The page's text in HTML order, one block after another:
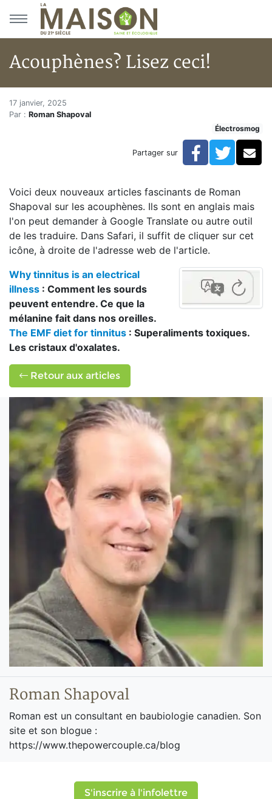
Aller au menu principal
Aller au contenu principal
Acouphènes? Lisez ceci!
Accueil
Articles
Acouphènes? Lisez ceci!
Acouphènes? Lisez ceci!
17 janvier, 2025
Par : Roman Shapoval
Électrosmog
Partager sur Facebook
Voici deux nouveaux articles fascinants de Roman
Shapoval sur les acouphènes. Ils sont en anglais mais
l'on peut demander à Google Translate ou autre outil
de les traduire. Dans Safari, il suffit de cliquer sur cet
icône, à droite de l'adresse web de l'article.
Why tinnitus is an electrical
illness : Comment les sourds
peuvent entendre. Ce que la
mélanine fait dans nos oreilles.
The EMF diet for tinnitus : Superaliments toxiques.
Les cristaux d'oxalates.
Retour aux articles
Roman Shapoval
Roman est un consultant en baubiologie canadien. Son
site et son blogue :
https://www.thepowercouple.ca/blog
S'inscrire à l'infolettre